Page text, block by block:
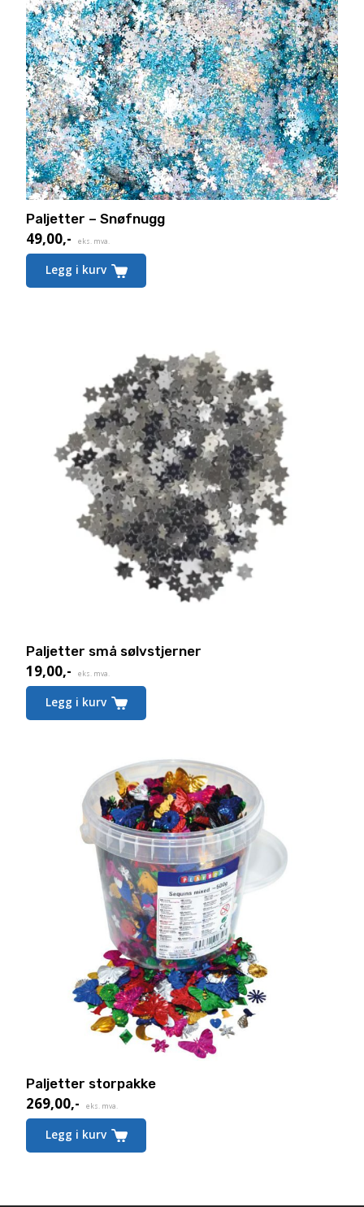
Paljetter – Snøfnugg
49,00,- eks. mva.
Legg i kurv
Paljetter små sølvstjerner
19,00,- eks. mva.
Legg i kurv
Paljetter storpakke
269,00,- eks. mva.
Legg i kurv